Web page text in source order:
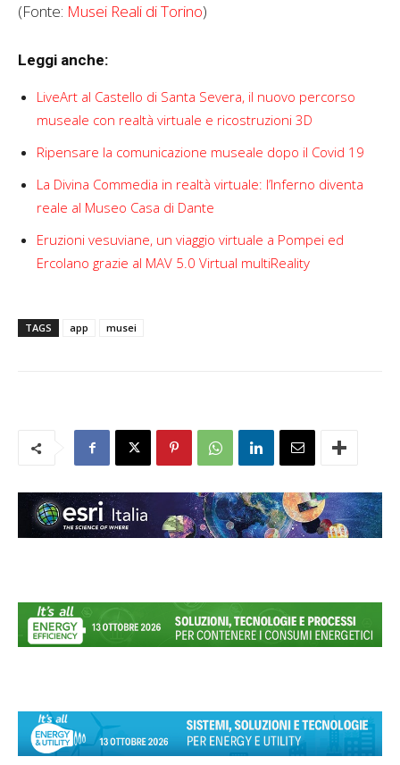
(Fonte: Musei Reali di Torino)
Leggi anche:
LiveArt al Castello di Santa Severa, il nuovo percorso
museale con realtà virtuale e ricostruzioni 3D
Ripensare la comunicazione museale dopo il Covid 19
La Divina Commedia in realtà virtuale: l’Inferno diventa
reale al Museo Casa di Dante
Eruzioni vesuviane, un viaggio virtuale a Pompei ed
Ercolano grazie al MAV 5.0 Virtual multiReality
TAGS app musei